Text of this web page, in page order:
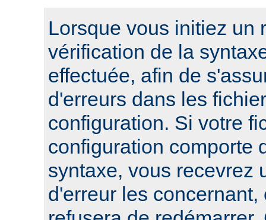
Lorsque vous initiez un
vérification de la
effectuée, afin de
d'erreurs dans les
configuration. Si votre
configuration comporte
syntaxe, vous recevrez
d'erreur les concernant,